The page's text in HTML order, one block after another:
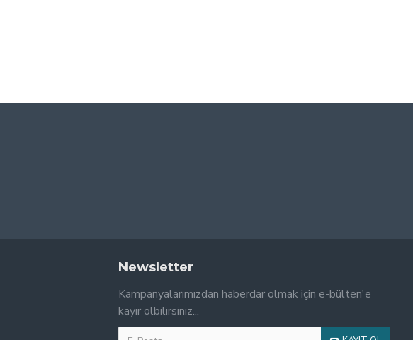
Newsletter
Kampanyalarımızdan haberdar olmak için e-bülten'e
kayır olbilirsiniz...